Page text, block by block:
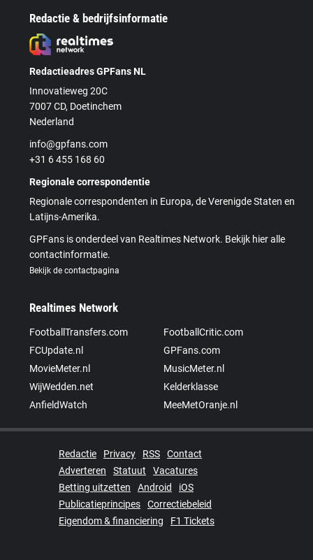
Redactie & bedrijfsinformatie
Redactieadres GPFans NL
Innovatieweg 20C
7007 CD, Doetinchem
Nederland
info@gpfans.com
+31 6 455 168 60
Regionale correspondentie
Regionale correspondenten in Europa, de Verenigde Staten en
Latijns-Amerika.
GPFans is onderdeel van Realtimes Network. Bekijk hier alle
contactinformatie.
Bekijk de contactpagina
Realtimes Network
FootballTransfers.com
FootballCritic.com
FCUpdate.nl
GPFans.com
MovieMeter.nl
MusicMeter.nl
WijWedden.net
Kelderklasse
AnfieldWatch
MeeMetOranje.nl
Redactie Privacy RSS
Contact
Adverteren
Statuut
Vacatures
Betting uitzetten
Android
iOS
Publicatieprincipes
Correctiebeleid
Eigendom & financiering
F1 Tickets